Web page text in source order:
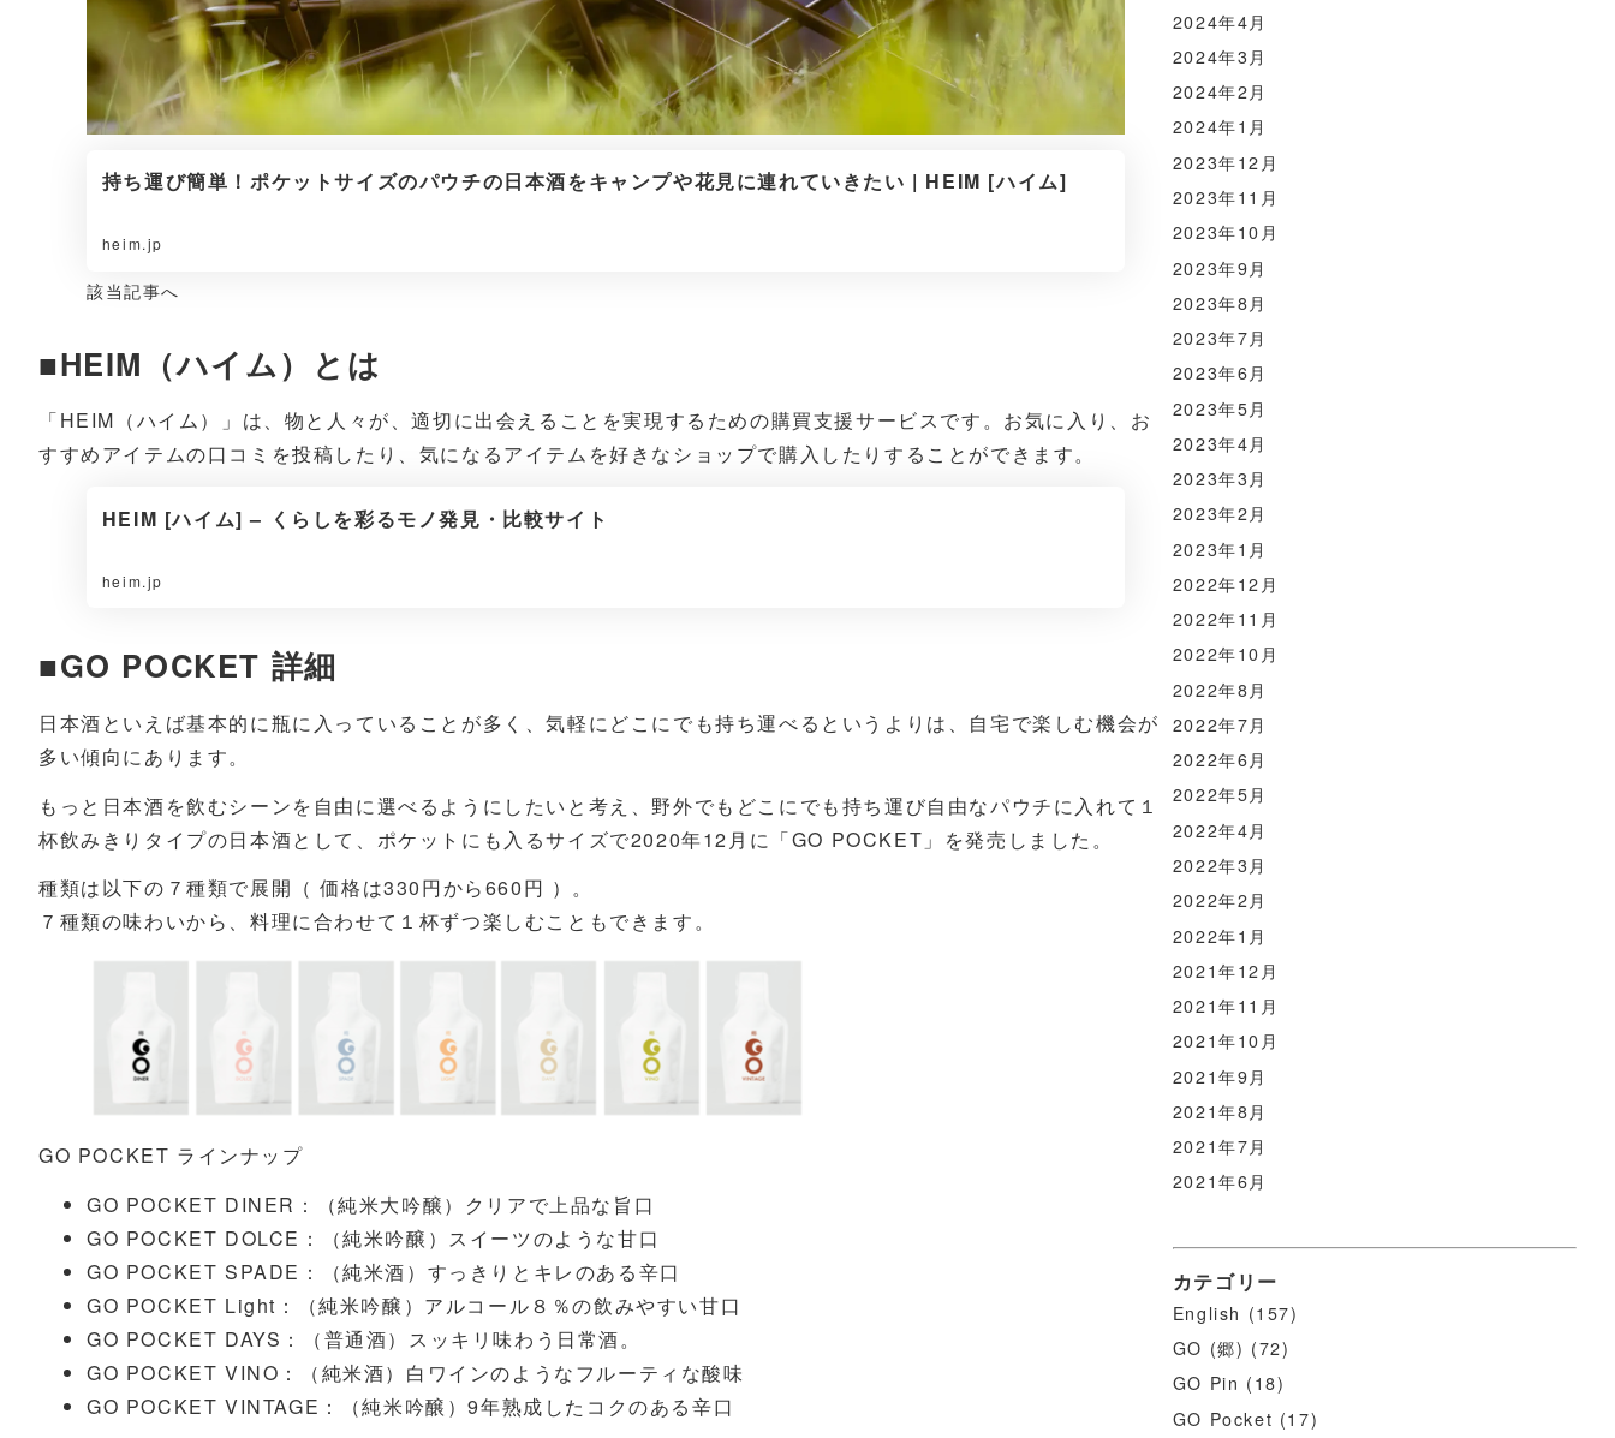
持ち運び簡単！ポケットサイズのパウチの日本酒をキャンプや花見に連れていきたい | HEIM [ハイム]
heim.jp
該当記事へ
■HEIM（ハイム）とは
「HEIM（ハイム）」は、物と人々が、適切に出会えることを実現するための購買支援サービスです。お気に入り、お
すすめアイテムの口コミを投稿したり、気になるアイテムを好きなショップで購入したりすることができます。
HEIM [ハイム] – くらしを彩るモノ発見・比較サイト
heim.jp
■GO POCKET 詳細
日本酒といえば基本的に瓶に入っていることが多く、気軽にどこにでも持ち運べるというよりは、自宅で楽しむ機会が
多い傾向にあります。
もっと日本酒を飲むシーンを自由に選べるようにしたいと考え、野外でもどこにでも持ち運び自由なパウチに入れて１
杯飲みきりタイプの日本酒として、ポケットにも入るサイズで2020年12月に「GO POCKET」を発売しました。
種類は以下の７種類で展開（ 価格は330円から660円 ）。
７種類の味わいから、料理に合わせて１杯ずつ楽しむこともできます。
GO POCKET ラインナップ
GO POCKET DINER：（純米大吟醸）クリアで上品な旨口
GO POCKET DOLCE：（純米吟醸）スイーツのような甘口
GO POCKET SPADE：（純米酒）すっきりとキレのある辛口
GO POCKET Light：（純米吟醸）アルコール８％の飲みやすい甘口
GO POCKET DAYS：（普通酒）スッキリ味わう日常酒。
GO POCKET VINO：（純米酒）白ワインのようなフルーティな酸味
GO POCKET VINTAGE：（純米吟醸）9年熟成したコクのある辛口
2024年4月
2024年3月
2024年2月
2024年1月
2023年12月
2023年11月
2023年10月
2023年9月
2023年8月
2023年7月
2023年6月
2023年5月
2023年4月
2023年3月
2023年2月
2023年1月
2022年12月
2022年11月
2022年10月
2022年8月
2022年7月
2022年6月
2022年5月
2022年4月
2022年3月
2022年2月
2022年1月
2021年12月
2021年11月
2021年10月
2021年9月
2021年8月
2021年7月
2021年6月
カテゴリー
English (157)
GO (郷) (72)
GO Pin (18)
GO Pocket (17)